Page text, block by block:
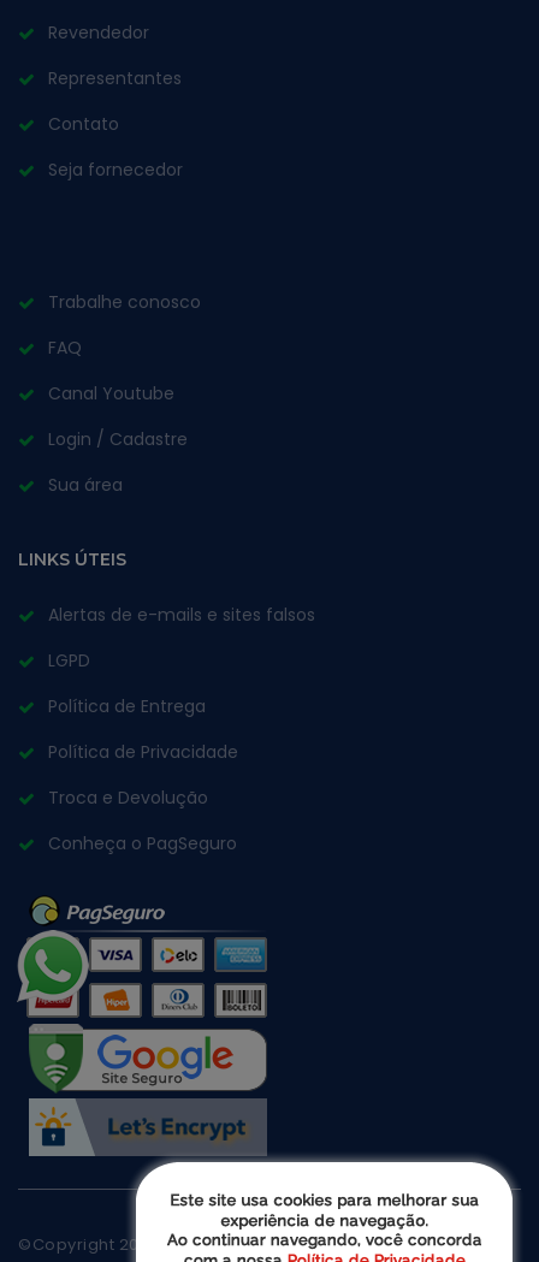
Revendedor
Representantes
Contato
Seja fornecedor
Trabalhe conosco
FAQ
Canal Youtube
Login / Cadastre
Sua área
LINKS ÚTEIS
Alertas de e-mails e sites falsos
LGPD
Política de Entrega
Política de Privacidade
Troca e Devolução
Conheça o PagSeguro
©Copyright 2026 QuimiartTodos os direitos reservados -